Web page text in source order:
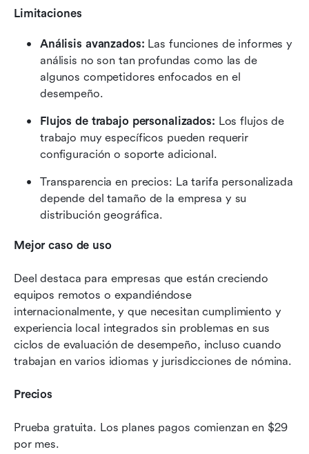
Limitaciones
Análisis avanzados: Las funciones de informes y
análisis no son tan profundas como las de
algunos competidores enfocados en el
desempeño.
Flujos de trabajo personalizados: Los flujos de
trabajo muy específicos pueden requerir
configuración o soporte adicional.
Transparencia en precios: La tarifa personalizada
depende del tamaño de la empresa y su
distribución geográfica.
Mejor caso de uso
Deel destaca para empresas que están creciendo
equipos remotos o expandiéndose
internacionalmente, y que necesitan cumplimiento y
experiencia local integrados sin problemas en sus
ciclos de evaluación de desempeño, incluso cuando
trabajan en varios idiomas y jurisdicciones de nómina.
Precios
Prueba gratuita. Los planes pagos comienzan en $29
por mes.